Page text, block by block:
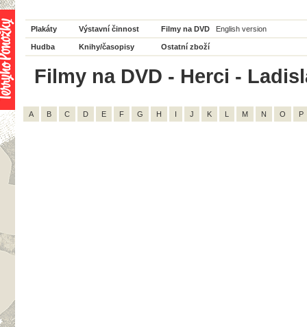
Plakáty Výstavní činnost Filmy na DVD English version
Hudba Knihy/časopisy Ostatní zboží
Filmy na DVD - Herci -
A B C D E F G H I J K L M N O P